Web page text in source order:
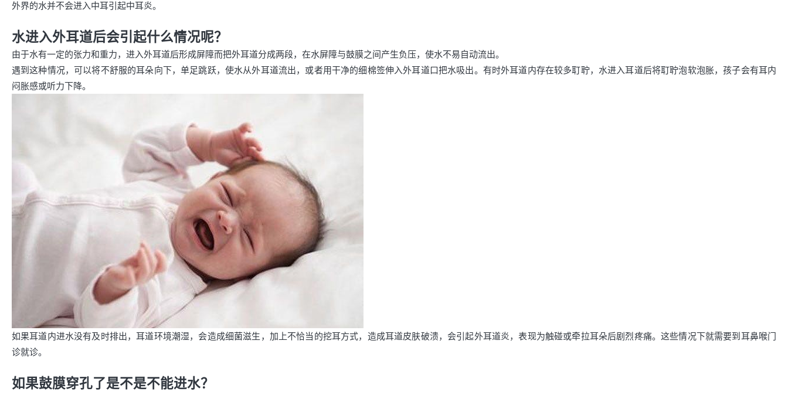
外界的水并不会进入中耳引起中耳炎。
水进入外耳道后会引起什么情况呢？
由于水有一定的张力和重力，进入外耳道后形成屏障而把外耳道分成两段，在水屏障与鼓膜之间产生负压，使水不易自动流出。
遇到这种情况，可以将不舒服的耳朵向下，单足跳跃，使水从外耳道流出，或者用干净的细棉签伸入外耳道口把水吸出。有时外耳道内存在较多耵聍，水进入耳道后将耵聍泡软泡胀，孩子会有耳内
闷胀感或听力下降。
如果耳道内进水没有及时排出，耳道环境潮湿，会造成细菌滋生，加上不恰当的挖耳方式，造成耳道皮肤破溃，会引起外耳道炎，表现为触碰或牵拉耳朵后剧烈疼痛。这些情况下就需要到耳鼻喉门
诊就诊。
如果鼓膜穿孔了是不是不能进水？